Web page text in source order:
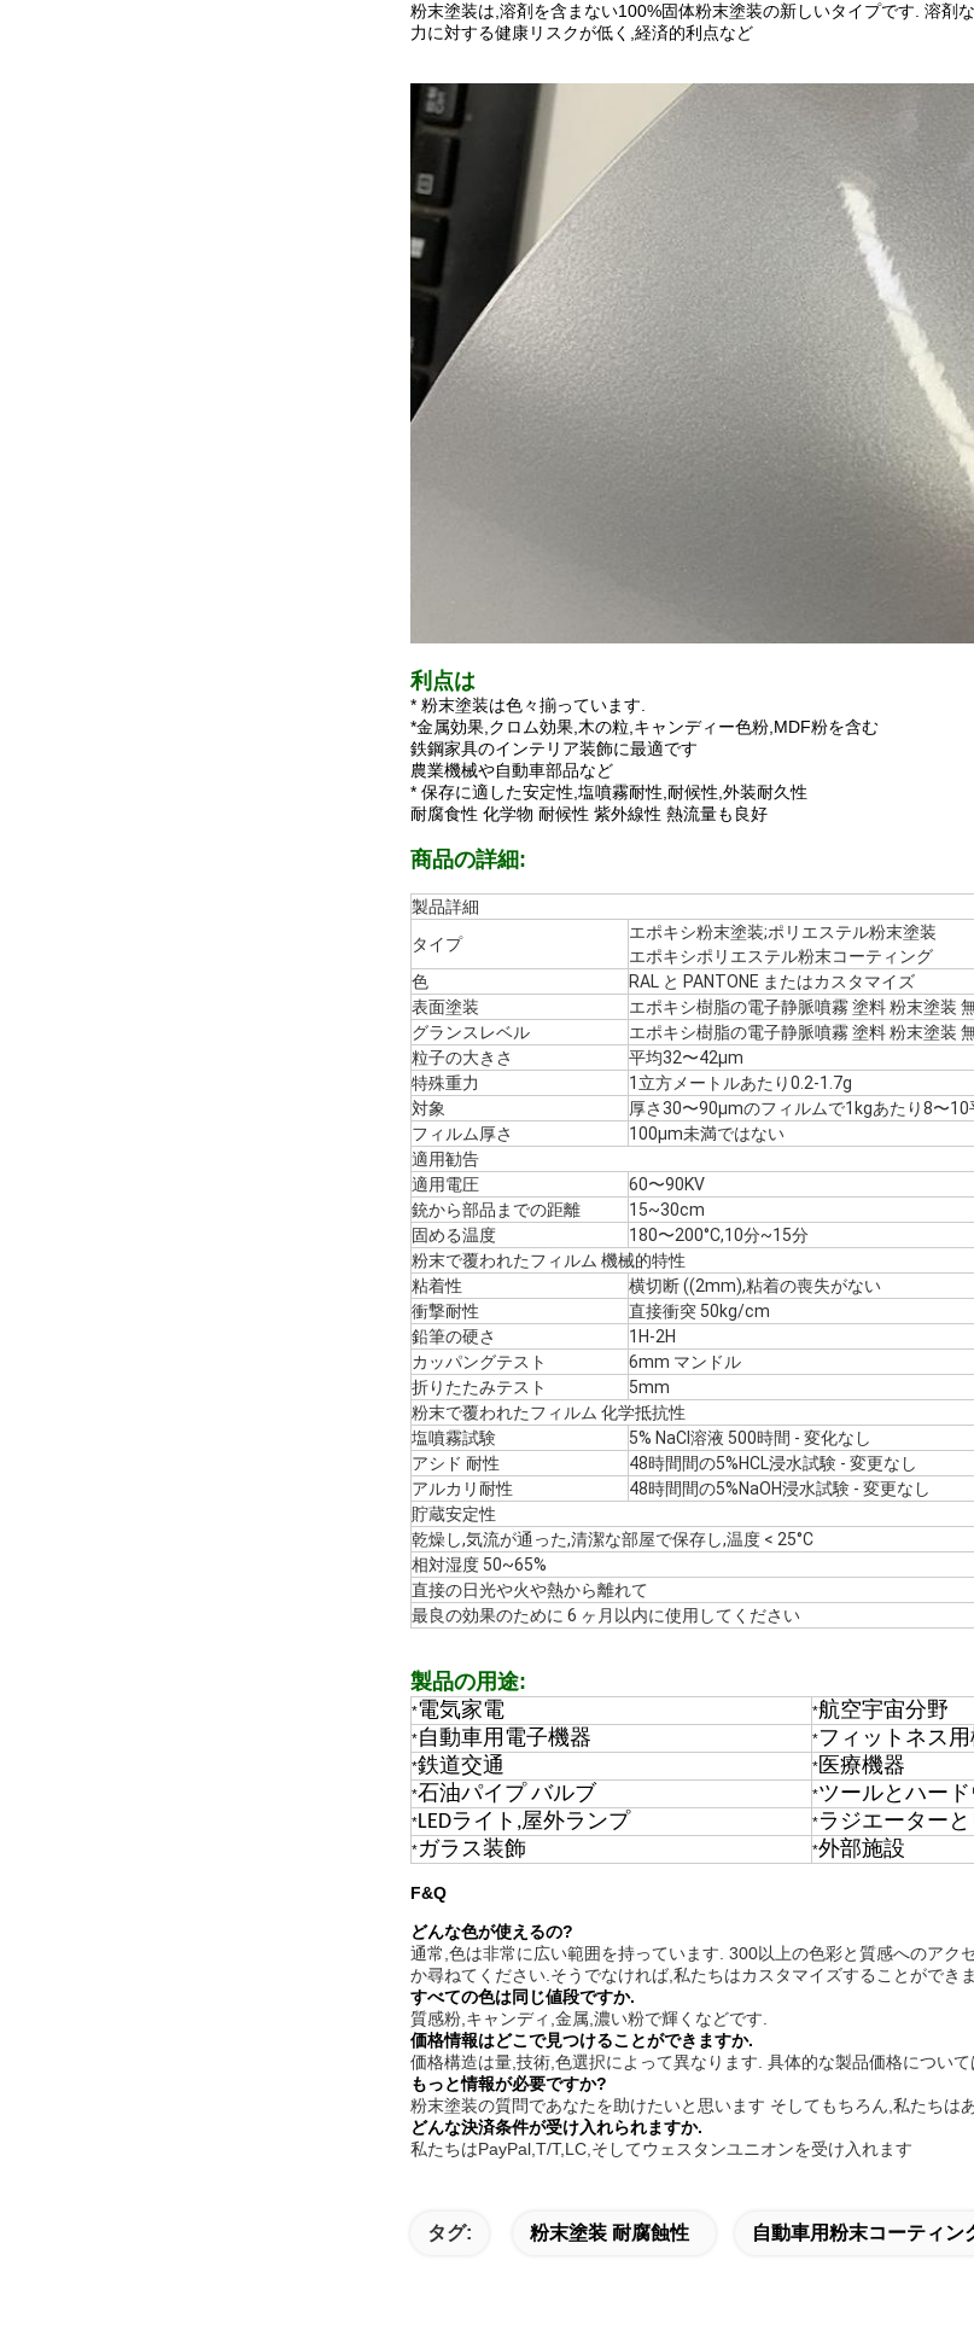
粉末塗装は,溶剤を含まない100%固体粉末塗装の新しいタイプです. 溶
力に対する健康リスクが低く,経済的利点など
利点は
* 粉末塗装は色々揃っています.
*金属効果,クロム効果,木の粒,キャンディー色粉,MDF粉を含む
鉄鋼家具のインテリア装飾に最適です
農業機械や自動車部品など
* 保存に適した安定性,塩噴霧耐性,耐候性,外装耐久性
耐腐食性 化学物 耐候性 紫外線性 熱流量も良好
商品の詳細:
製品詳細
タイプ
エポキシ粉末塗装;ポリエステル粉末塗装
エポキシポリエステル粉末コーティング
色
RAL と PANTONE またはカスタマイズ
表面塗装
エポキシ樹脂の電子静脈噴霧 塗料 粉末塗装
グランスレベル
エポキシ樹脂の電子静脈噴霧 塗料 粉末塗装
粒子の大きさ
平均32〜42μm
特殊重力
1立方メートルあたり0.2-1.7g
対象
厚さ30〜90μmのフィルムで1kgあたり8〜10
フィルム厚さ
100μm未満ではない
適用勧告
適用電圧
60〜90KV
銃から部品までの距離
15~30cm
固める温度
180〜200°C,10分~15分
粉末で覆われたフィルム 機械的特性
粘着性
横切断 ((2mm),粘着の喪失がない
衝撃耐性
直接衝突 50kg/cm
鉛筆の硬さ
1H-2H
カッパングテスト
6mm マンドル
折りたたみテスト
5mm
粉末で覆われたフィルム 化学抵抗性
塩噴霧試験
5% NaCl溶液 500時間 - 変化なし
アシド 耐性
48時間間の5%HCL浸水試験 - 変更なし
アルカリ耐性
48時間間の5%NaOH浸水試験 - 変更なし
貯蔵安定性
乾燥し,気流が通った,清潔な部屋で保存し,温度 < 25°C
相対湿度 50~65%
直接の日光や火や熱から離れて
最良の効果のために 6 ヶ月以内に使用してください
製品の用途:
*電気家電 *航空宇宙分野
*自動車用電子機器 *フィットネス
*鉄道交通 *医療機器
*石油パイプ バルブ *ツールとハー
*LEDライト,屋外ランプ *ラジエーター
*ガラス装飾 *外部施設
F&Q
どんな色が使えるの?
通常,色は非常に広い範囲を持っています. 300以上の色彩と質感へのア
か尋ねてください.そうでなければ,私たちはカスタマイズすることができ
すべての色は同じ値段ですか.
質感粉,キャンディ,金属,濃い粉で輝くなどです.
価格情報はどこで見つけることができますか.
価格構造は量,技術,色選択によって異なります. 具体的な製品価格について
もっと情報が必要ですか?
粉末塗装の質問であなたを助けたいと思います そしてもちろん,私たちは
どんな決済条件が受け入れられますか.
私たちはPayPal,T/T,LC,そしてウェスタンユニオンを受け入れます
タグ: 粉末塗装 耐腐蝕性 自動車用粉末コーティン